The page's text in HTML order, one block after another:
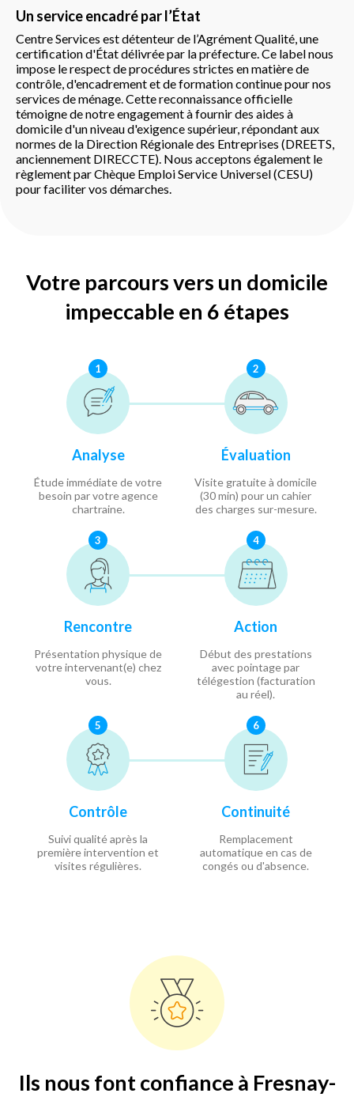
Un service encadré par l’État
Centre Services est détenteur de l’Agrément Qualité, une
certification d'État délivrée par la préfecture. Ce label nous
impose le respect de procédures strictes en matière de
contrôle, d'encadrement et de formation continue pour nos
services de ménage. Cette reconnaissance officielle
témoigne de notre engagement à fournir des aides à
domicile d'un niveau d'exigence supérieur, répondant aux
normes de la Direction Régionale des Entreprises (DREETS,
anciennement DIRECCTE). Nous acceptons également le
règlement par Chèque Emploi Service Universel (CESU)
pour faciliter vos démarches.
Votre parcours vers un domicile
impeccable en 6 étapes
1
Analyse
Étude immédiate de votre
besoin par votre agence
chartraine.
2
Évaluation
Visite gratuite à domicile
(30 min) pour un cahier
des charges sur-mesure.
3
Rencontre
Présentation physique de
votre intervenant(e) chez
vous.
4
Action
Début des prestations
avec pointage par
télégestion (facturation
au réel).
5
Contrôle
Suivi qualité après la
première intervention et
visites régulières.
6
Continuité
Remplacement
automatique en cas de
congés ou d'absence.
Ils nous font confiance à Fresnay-